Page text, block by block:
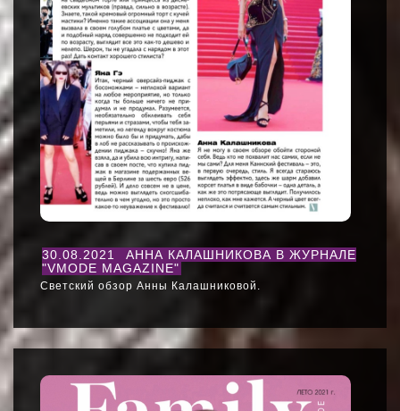
30.08.2021
АННА КАЛАШНИКОВА В ЖУРНАЛЕ
"VMODE MAGAZINE"
Светский обзор Анны Калашниковой.